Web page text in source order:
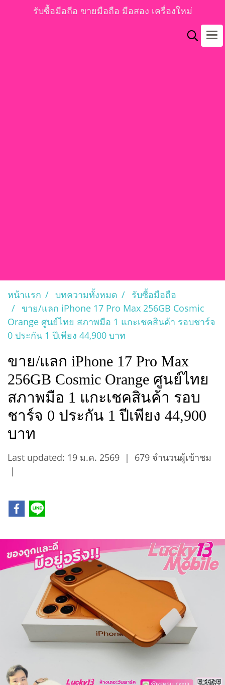
รับซื้อมือถือ ขายมือถือ มือสอง เครื่องใหม่
หน้าแรก บทความทั้งหมด
รับซื้อมือถือ
ขาย/แลก iPhone 17 Pro Max 256GB Cosmic
Orange ศูนย์ไทย สภาพมือ 1 แกะเชคสินค้า รอบชาร์จ
0 ประกัน 1 ปีเพียง 44,900 บาท
ขาย/แลก iPhone 17 Pro Max
256GB Cosmic Orange ศูนย์ไทย
สภาพมือ 1 แกะเชคสินค้า รอบ
ชาร์จ 0 ประกัน 1 ปีเพียง 44,900
บาท
Last updated: 19 ม.ค. 2569 |
679 จำนวนผู้เข้าชม
|